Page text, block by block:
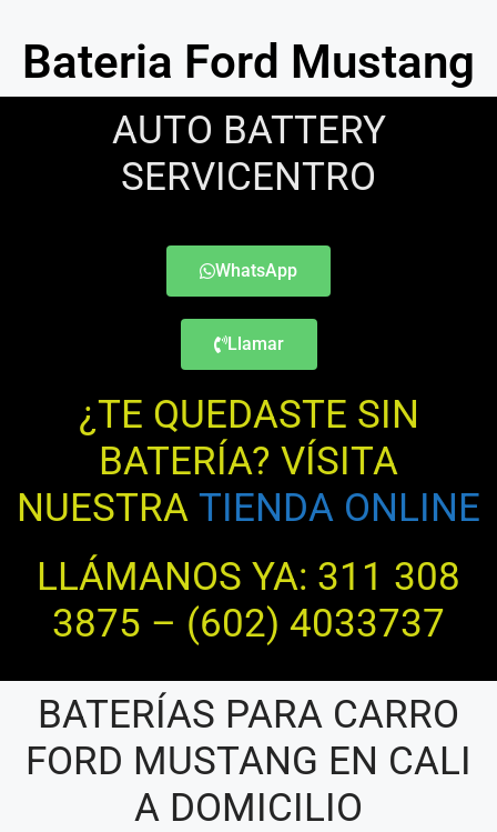
Bateria Ford Mustang
AUTO BATTERY
SERVICENTRO
WhatsApp
Llamar
¿TE QUEDASTE SIN
BATERÍA? VÍSITA
NUESTRA TIENDA ONLINE
LLÁMANOS YA: 311 308
3875 – (602) 4033737
BATERÍAS PARA CARRO
FORD MUSTANG EN CALI
A DOMICILIO